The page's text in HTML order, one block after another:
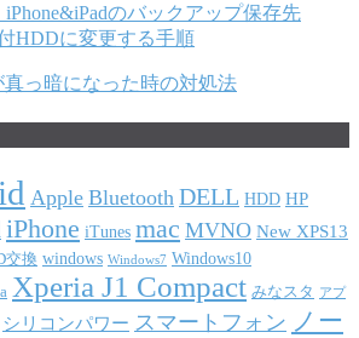
iPhone&iPadのバックアップ保存先
HDDに変更する手順
真っ暗になった時の対処法
Apple Bluetooth DELL HDD HP
iPhone iTunes mac MVNO New XPS13
交換 windows Windows7 Windows10
Xperia J1 Compact みなスタ アプ
シリコンパワー スマートフォン ノー